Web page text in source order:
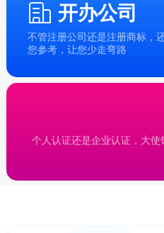
开办公司
不管注册公司还是注册商标，
您参考，让您少走弯路
个人认证还是企业认证，大使